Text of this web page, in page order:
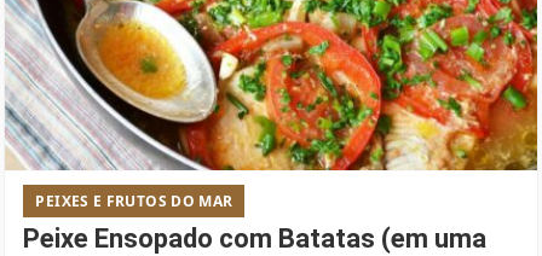
PEIXES E FRUTOS DO MAR
Peixe Ensopado com Batatas (em uma